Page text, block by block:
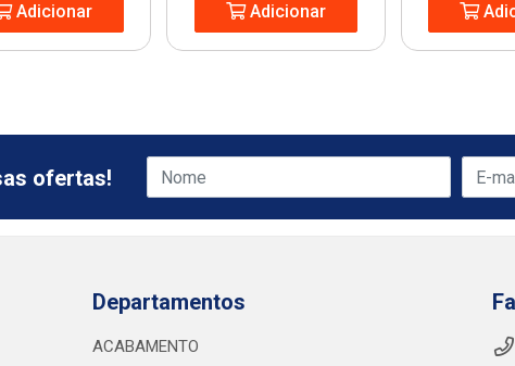
Adicionar Adicionar
ofertas!
Departamentos
ACABAMENTO